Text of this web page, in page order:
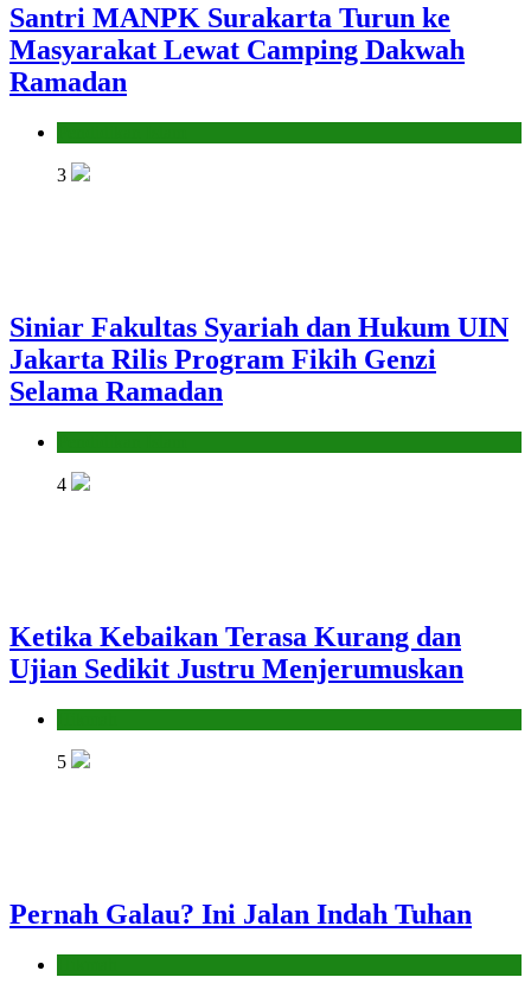
Santri MANPK Surakarta Turun ke
Masyarakat Lewat Camping Dakwah
Ramadan
3
Siniar Fakultas Syariah dan Hukum UIN
Jakarta Rilis Program Fikih Genzi
Selama Ramadan
4
Ketika Kebaikan Terasa Kurang dan
Ujian Sedikit Justru Menjerumuskan
5
Pernah Galau? Ini Jalan Indah Tuhan